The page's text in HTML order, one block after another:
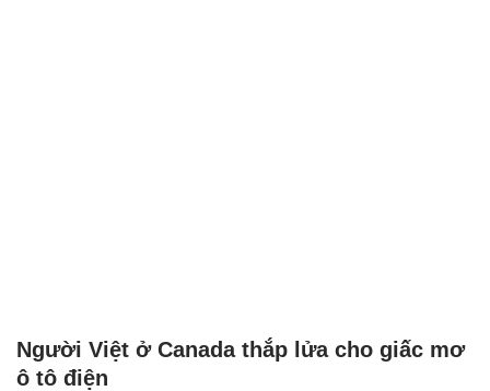
Người Việt ở Canada thắp lửa cho giấc mơ
ô tô điện